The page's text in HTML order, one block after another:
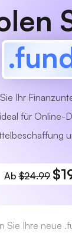
Ihr
für Online-
Ab$24.99